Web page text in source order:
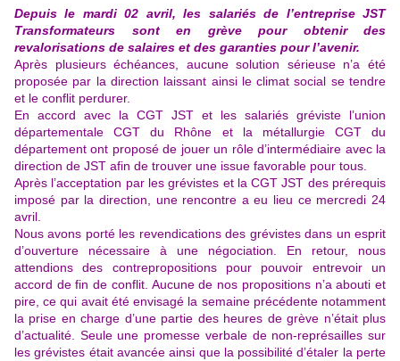
Depuis le mardi 02 avril, les salariés de l’entreprise JST
Transformateurs sont en grève pour obtenir des
revalorisations de salaires et des garanties pour l’avenir.
Après plusieurs échéances, aucune solution sérieuse n’a été
proposée par la direction laissant ainsi le climat social se tendre
et le conflit perdurer.
En accord avec la CGT JST et les salariés gréviste l’union
départementale CGT du Rhône et la métallurgie CGT du
département ont proposé de jouer un rôle d’intermédiaire avec la
direction de JST afin de trouver une issue favorable pour tous.
Après l’acceptation par les grévistes et la CGT JST des prérequis
imposé par la direction, une rencontre a eu lieu ce mercredi 24
avril.
Nous avons porté les revendications des grévistes dans un esprit
d’ouverture nécessaire à une négociation. En retour, nous
attendions des contrepropositions pour pouvoir entrevoir un
accord de fin de conflit. Aucune de nos propositions n’a abouti et
pire, ce qui avait été envisagé la semaine précédente notamment
la prise en charge d’une partie des heures de grève n’était plus
d’actualité. Seule une promesse verbale de non-représailles sur
les grévistes était avancée ainsi que la possibilité d’étaler la perte